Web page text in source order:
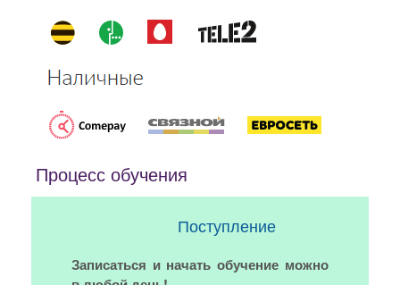
Процесс обучения
Поступление
Записаться и начать обучение можно